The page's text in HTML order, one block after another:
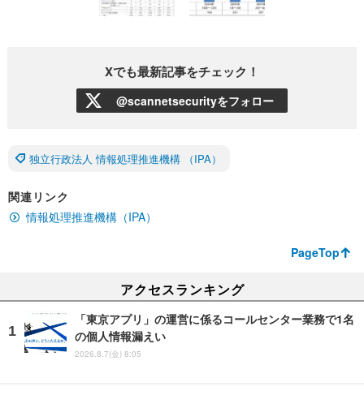
Xでも最新記事をチェック！
@scannetsecurityをフォロー
独立行政法人 情報処理推進機構 （IPA）
関連リンク
情報処理推進機構（IPA）
PageTop
アクセスランキング
「東京アプリ」の運営に係るコールセンター業務で1名
の個人情報漏えい
2026.8.7(金) 8:05